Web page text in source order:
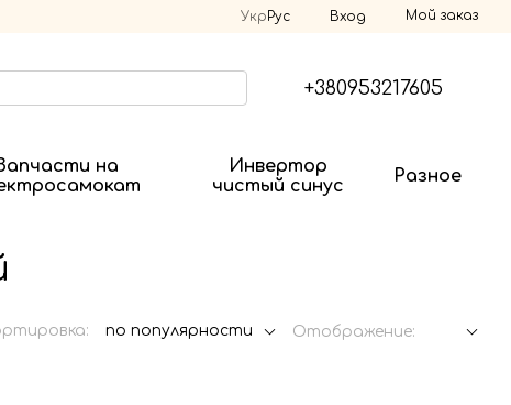
УкрРус Вход Мой заказ
+380953217605
на
Инвертор
чистый синус
Разное
по популярности Отображение: